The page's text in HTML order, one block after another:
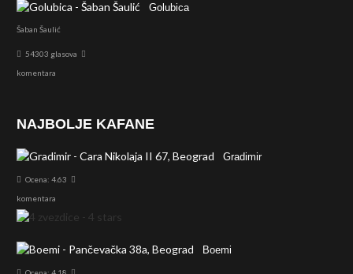
Golubica
Šaban Šaulić
54303 glasova
komentara
NAJBOLJE KAFANE
Gradimir
Ocena: 4.63
komentara
Boemi